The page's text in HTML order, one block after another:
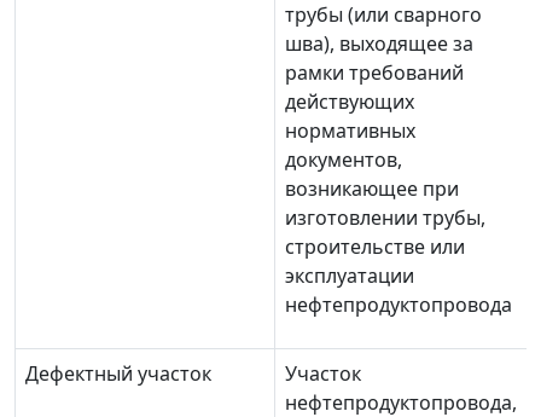
трубы (или сварного
шва), выходящее за
рамки требований
действующих
нормативных
документов,
возникающее при
изготовлении трубы,
строительстве или
эксплуатации
нефтепродуктопровода
Дефектный участок
Участок
нефтепродуктопровода,